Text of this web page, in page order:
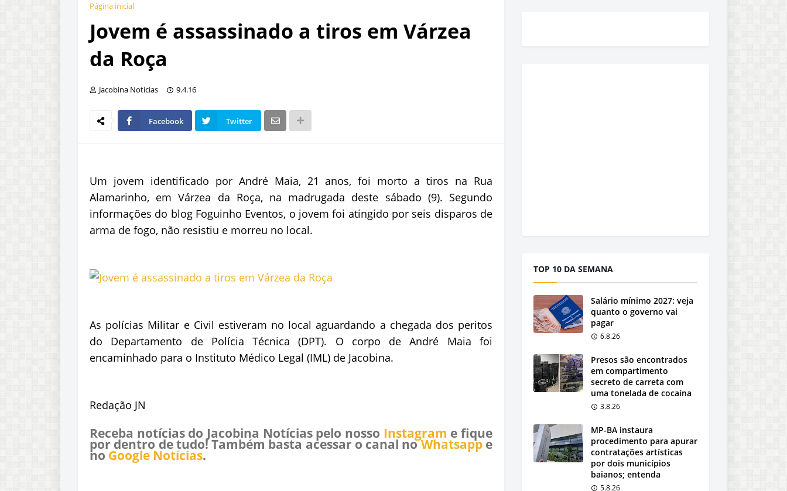
Página inicial
Jovem é assassinado a tiros em Várzea
da Roça
Jacobina Notícias 9.4.16
Facebook Twitter
Um jovem identificado por André Maia, 21 anos, foi morto a tiros na Rua
Alamarinho, em Várzea da Roça, na madrugada deste sábado (9). Segundo
informações do blog Foguinho Eventos, o jovem foi atingido por seis disparos de
arma de fogo, não resistiu e morreu no local.
As polícias Militar e Civil estiveram no local aguardando a chegada dos peritos
do Departamento de Polícia Técnica (DPT). O corpo de André Maia foi
encaminhado para o Instituto Médico Legal (IML) de Jacobina.
Redação JN
Receba notícias do Jacobina Notícias pelo nosso Instagram e fique
por dentro de tudo! Também basta acessar o canal noWhatsappe
no Google Notícias.
TOP 10 DA SEMANA
Salário mínimo 2027: veja
quanto o governo vai
pagar
6.8.26
Presos são encontrados
em compartimento
secreto de carreta com
uma tonelada de cocaína
3.8.26
MP-BA instaura
procedimento para apurar
contratações artísticas
por dois municípios
baianos; entenda
5.8.26